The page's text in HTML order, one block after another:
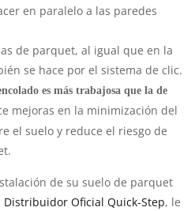
en paralelo a las paredes
de parquet, al igual que en la
se hace por el sistema de clic.
es más trabajosa que la de
mejoras en la minimización del
el suelo y reduce el riesgo de
de su suelo de parquet
Distribuidor Oficial Quick-Step, le